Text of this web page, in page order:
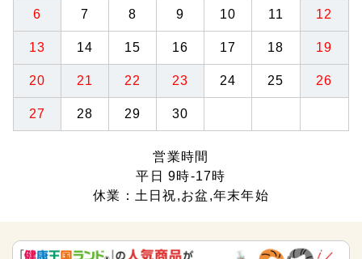
6 7 8 9 10 11 12
13 14 15 16 17 18 19
20 21 22 23 24 25 26
27 28 29 30
営業時間
平日 9時-17時
休業：土日祝,お盆,年末年始